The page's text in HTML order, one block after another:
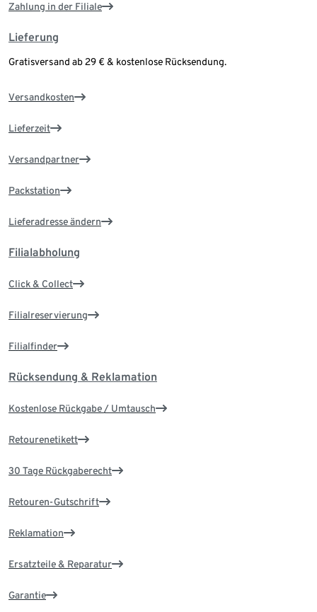
Zahlung in der Filiale
Lieferung
Gratisversand ab 29 € & kostenlose Rücksendung.
Versandkosten
Lieferzeit
Versandpartner
Packstation
Lieferadresse ändern
Filialabholung
Click & Collect
Filialreservierung
Filialfinder
Rücksendung & Reklamation
Kostenlose Rückgabe / Umtausch
Retourenetikett
30 Tage Rückgaberecht
Retouren-Gutschrift
Reklamation
Ersatzteile & Reparatur
Garantie